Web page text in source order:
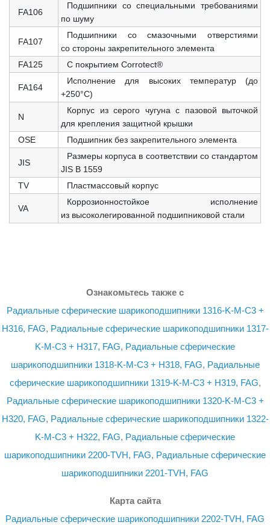
FA106
Подшипники со специальными требованиями
по шуму
FA107
Подшипники со смазочными отверстиями
со стороны закрепительного элемента
FA125
С покрытием Corrotect®
FA164
Исполнение для высоких температур (до
+250°C)
N
Корпус из серого чугуна с пазовой выточкой
для крепления защитной крышки
OSE
Подшипник без закрепительного элемента
JIS
Размеры корпуса в соответствии со стандартом
JIS B 1559
TV
Пластмассовый корпус
VA
Коррозионностойкое исполнение
из высоколегированной подшипниковой стали
Ознакомьтесь также с
Радиальные сферические шарикоподшипники 1316-K-M-C3 +
H316, FAG, Радиальные сферические шарикоподшипники 1317-
K-M-C3 + H317, FAG, Радиальные сферические
шарикоподшипники 1318-K-M-C3 + H318, FAG, Радиальные
сферические шарикоподшипники 1319-K-M-C3 + H319, FAG,
Радиальные сферические шарикоподшипники 1320-K-M-C3 +
H320, FAG, Радиальные сферические шарикоподшипники 1322-
K-M-C3 + H322, FAG, Радиальные сферические
шарикоподшипники 2200-TVH, FAG, Радиальные сферические
шарикоподшипники 2201-TVH, FAG
Карта сайта
Радиальные сферические шарикоподшипники 2202-TVH, FAG